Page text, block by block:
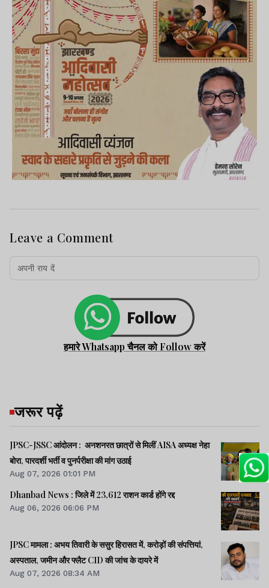
Leave a Comment
हमारे Whatsapp चैनल को Follow करें
जरूर पढ़ें
JPSC-JSSC आंदोलन : अनशनरत छात्रों से मिलीं AISA अध्यक्ष नेहा
बोरा, पारदर्शी भर्ती व पुनर्परीक्षा की मांग उठाई
Aug 07, 2026 01:01 PM
Dhanbad News : जिले में 23,612 राशन कार्ड होंगे रद्द
Aug 06, 2026 06:06 PM
JPSC मामला : अभय तिवारी के ससुर हिरासत में, करोड़ों की संपत्तियां,
अस्पताल, जमीन और फ्लैट CID की जांच के दायरे में
Aug 07, 2026 08:34 AM